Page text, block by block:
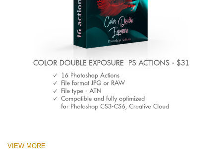
VIEW MORE